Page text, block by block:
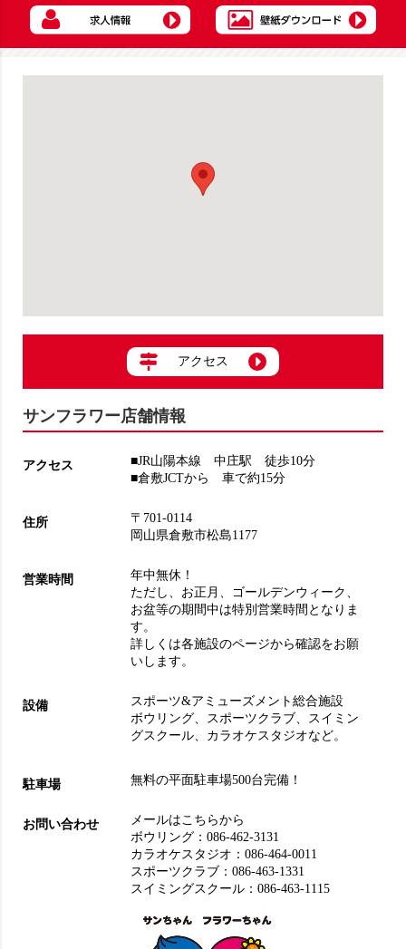
アクセス
サンフラワー店舗情報
アクセス
■JR山陽本線 中庄駅 徒歩10分
■倉敷JCTから 車で約15分
住所
〒701-0114
岡山県倉敷市松島1177
営業時間
年中無休！
ただし、お正月、ゴールデンウィーク、
お盆等の期間中は特別営業時間となりま
す。
詳しくは各施設のページから確認をお願
いします。
設備
スポーツ&アミューズメント総合施設
ボウリング、 スポーツクラブ、 スイミン
グスクール、 カラオケスタジオなど。
駐車場 無料の平面駐車場500台完備！
お問い合わせ
メールはこちらから
ボウリング：086-462-3131
カラオケスタジオ：086-464-0011
スポーツクラブ：086-463-1331
スイミングスクール：086-463-1115